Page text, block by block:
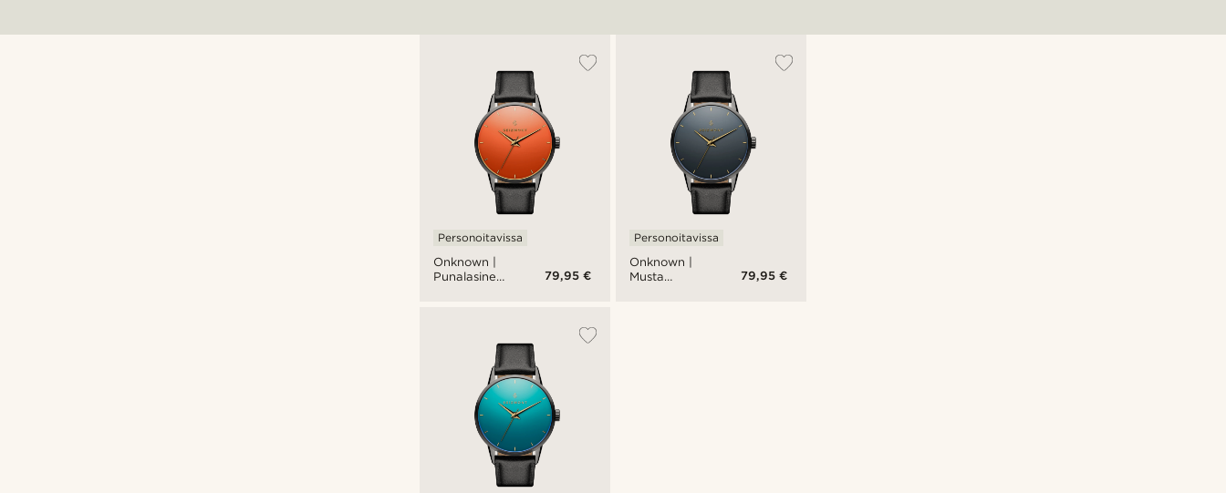
Onknown |
Punalasinen
Personoitavissa
79,95 €
Onknown |
Musta
Personoitavissa
79,95 €